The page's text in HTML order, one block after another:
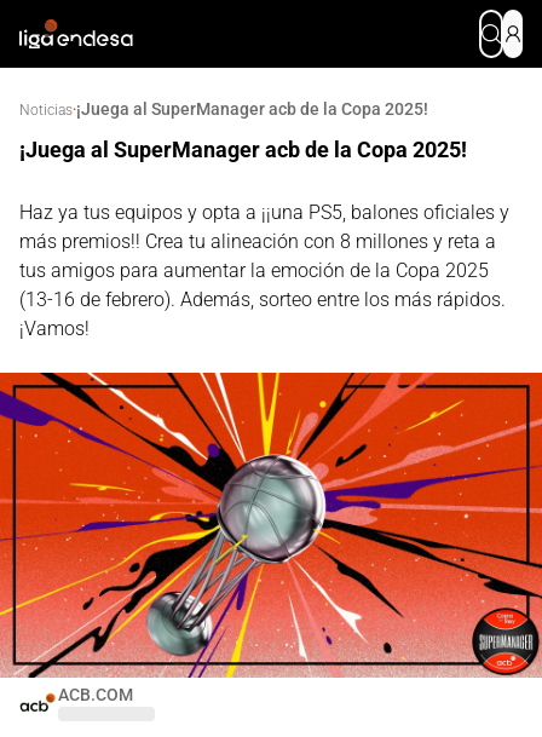
Noticias·¡Juega al SuperManager acb de la Copa 2025!
¡Juega al SuperManager acb de la Copa 2025!
Haz ya tus equipos y opta a ¡¡una PS5, balones oficiales y
más premios!! Crea tu alineación con 8 millones y reta a
tus amigos para aumentar la emoción de la Copa 2025
(13-16 de febrero). Además, sorteo entre los más rápidos.
¡Vamos!
ACB.COM